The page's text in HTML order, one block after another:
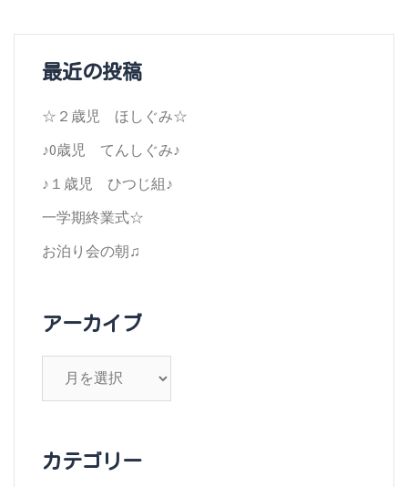
ー
ョ
ン
最近の投稿
☆２歳児 ほしぐみ☆
♪0歳児 てんしぐみ♪
♪１歳児 ひつじ組♪
一学期終業式☆
お泊り会の朝♫
アーカイブ
ブ
カテゴリー